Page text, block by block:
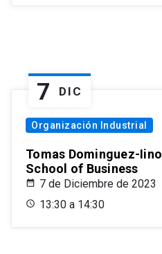
7 DIC
Organización Industrial
Tomas Dominguez-
School of Business
7 de Diciembre de 2023
13:30 a 14:30